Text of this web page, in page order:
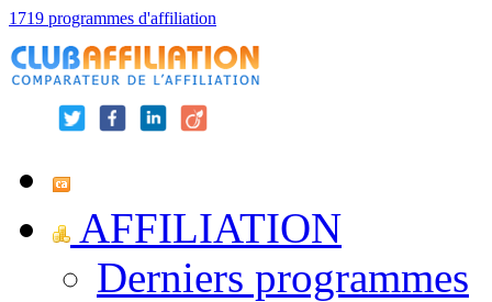
1719 programmes d'affiliation
AFFILIATION
Derniers programmes